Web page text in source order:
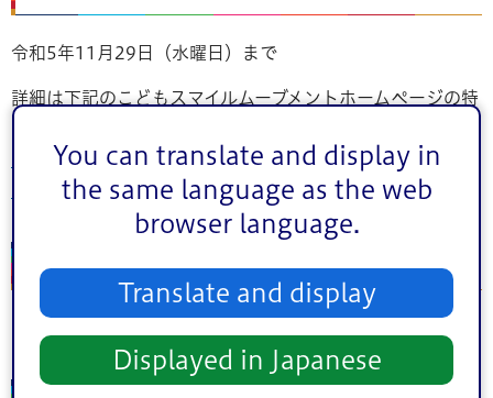
You can translate and display in
the same language as the web
browser language.
Translate and display
Displayed in Japanese
令和5年11月29日（水曜日）まで
詳細は下記のこどもスマイルムーブメントホームページの特
https://kodomo-
smile.metro.tokyo.lg.jp/stp/workshop/index.html